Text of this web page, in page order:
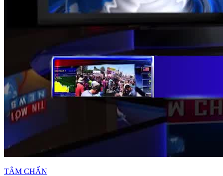
TÂM CHẤN